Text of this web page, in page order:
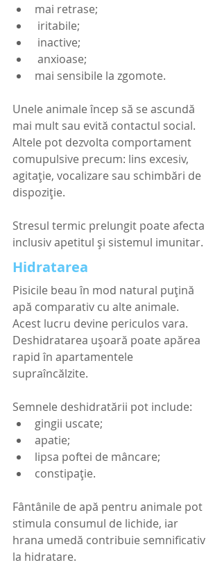
mai retrase;
iritabile;
inactive;
anxioase;
mai sensibile la zgomote.
Unele animale încep să se ascundă
mai mult sau evită contactul social.
Altele pot dezvolta comportament
comupulsive precum: lins excesiv,
agitație, vocalizare sau schimbări de
dispoziție.
Stresul termic prelungit poate afecta
inclusiv apetitul și sistemul imunitar.
Hidratarea
Pisicile beau în mod natural puțină
apă comparativ cu alte animale.
Acest lucru devine periculos vara.
Deshidratarea ușoară poate apărea
rapid în apartamentele
supraîncălzite.
Semnele deshidratării pot include:
gingii uscate;
apatie;
lipsa poftei de mâncare;
constipație.
Fântânile de apă pentru animale pot
stimula consumul de lichide, iar
hrana umedă contribuie semnificativ
la hidratare.